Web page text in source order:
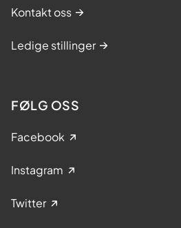
Kontakt oss
Ledige stillinger
FØLG OSS
Facebook
Instagram
Twitter